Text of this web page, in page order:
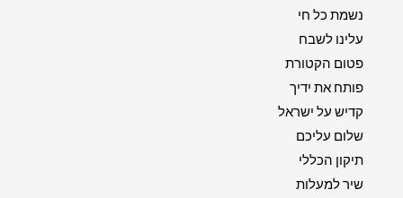
נשמת כל חי
עלינו לשבח
פטום הקטורת
פותח את ידיך
קדיש על ישראל
שלום עליכם
תיקון הכללי
שיר למעלות